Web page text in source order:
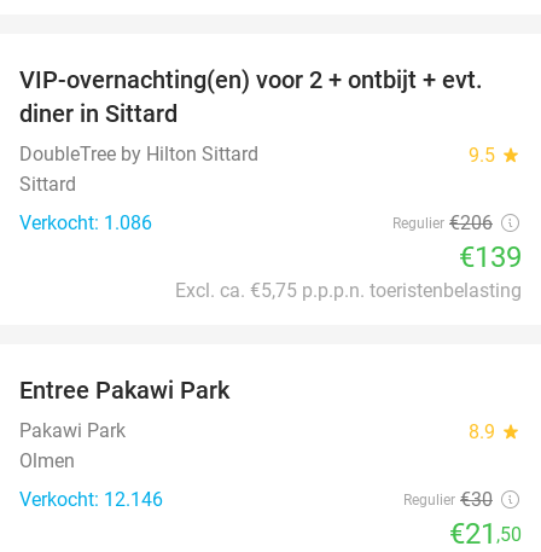
33%
VIP-overnachting(en) voor 2 + ontbijt + evt.
diner in Sittard
DoubleTree by Hilton Sittard 9.5 star
Sittard
Verkocht: 1.086
Regulier €206
€139
Excl. ca. €5,75 p.p.p.n. toeristenbelasting
Entree Pakawi Park
Pakawi Park 8.9 star
Olmen
Verkocht: 12.146
Regulier €30
€21 ,50